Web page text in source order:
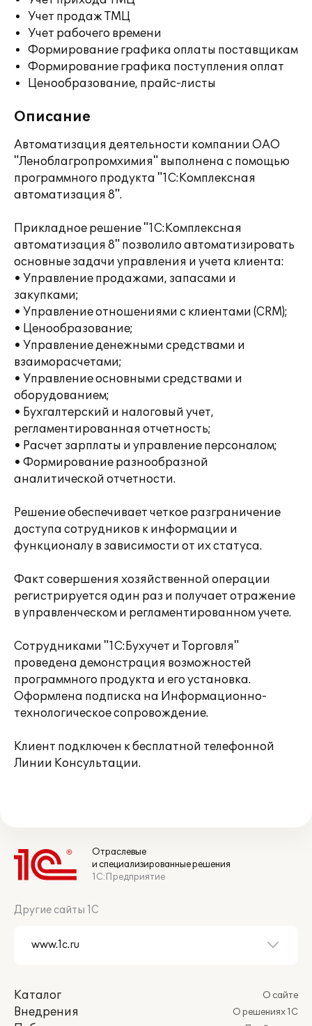
Учет продаж ТМЦ
Учет рабочего времени
Формирование графика оплаты поставщикам
Формирование графика поступления оплат
Ценообразование, прайс-листы
Описание
Автоматизация деятельности компании ОАО
"Леноблагропромхимия" выполнена с помощью
программного продукта "1С:Комплексная
автоматизация 8".
Прикладное решение "1С:Комплексная
автоматизация 8" позволило автоматизировать
основные задачи управления и учета клиента:
• Управление продажами, запасами и
закупками;
• Управление отношениями с клиентами (CRM);
• Ценообразование;
• Управление денежными средствами и
взаиморасчетами;
• Управление основными средствами и
оборудованием;
• Бухгалтерский и налоговый учет,
регламентированная отчетность;
• Расчет зарплаты и управление персоналом;
• Формирование разнообразной
аналитической отчетности.
Решение обеспечивает четкое разграничение
доступа сотрудников к информации и
функционалу в зависимости от их статуса.
Факт совершения хозяйственной операции
регистрируется один раз и получает отражение
в управленческом и регламентированном учете.
Сотрудниками "1С:Бухучет и Торговля"
проведена демонстрация возможностей
программного продукта и его установка.
Оформлена подписка на Информационно-
технологическое сопровождение.
Клиент подключен к бесплатной телефонной
Линии Консультации.
Отраслевые
и специализированные решения
1С:Предприятие
Другие сайты 1С
Каталог
Внедрения
О сайте
О решениях 1С